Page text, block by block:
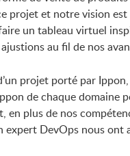
projet et notre vision
un tableau virtuel
au fil de nos
projet porté par
de chaque domaine
en plus de nos
DevOps nous ont